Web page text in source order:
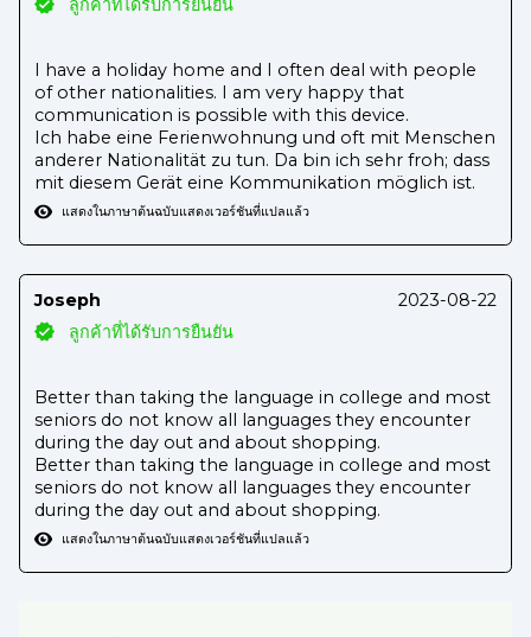
I have a holiday home and I often deal with people
of other nationalities. I am very happy that
communication is possible with this device.
Ich habe eine Ferienwohnung und oft mit Menschen
anderer Nationalität zu tun. Da bin ich sehr froh; dass
mit diesem Gerät eine Kommunikation möglich ist.
แสดงในภาษาต้นฉบับแสดงเวอร์ชันที่แปลแล้ว
Joseph
2023-08-22
ลูกค้าที่ได้รับการยืนยัน
Better than taking the language in college and most
seniors do not know all languages they encounter
during the day out and about shopping.
Better than taking the language in college and most
seniors do not know all languages they encounter
during the day out and about shopping.
แสดงในภาษาต้นฉบับแสดงเวอร์ชันที่แปลแล้ว